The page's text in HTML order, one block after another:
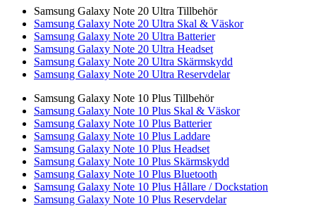
Samsung Galaxy Note 20 Ultra Tillbehör
Samsung Galaxy Note 20 Ultra Skal & Väskor
Samsung Galaxy Note 20 Ultra Batterier
Samsung Galaxy Note 20 Ultra Headset
Samsung Galaxy Note 20 Ultra Skärmskydd
Samsung Galaxy Note 20 Ultra Reservdelar
Samsung Galaxy Note 10 Plus Tillbehör
Samsung Galaxy Note 10 Plus Skal & Väskor
Samsung Galaxy Note 10 Plus Batterier
Samsung Galaxy Note 10 Plus Laddare
Samsung Galaxy Note 10 Plus Headset
Samsung Galaxy Note 10 Plus Skärmskydd
Samsung Galaxy Note 10 Plus Bluetooth
Samsung Galaxy Note 10 Plus Hållare / Dockstation
Samsung Galaxy Note 10 Plus Reservdelar